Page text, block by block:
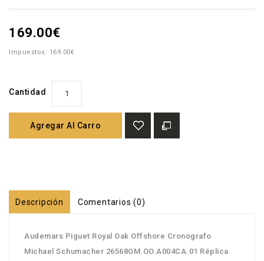
169.00€
Impuestos: 169.00€
Cantidad
Agregar Al Carro
Descripción Comentarios (0)
Audemars Piguet Royal Oak Offshore Cronografo
Michael Schumacher 26568OM.OO.A004CA.01 Réplica